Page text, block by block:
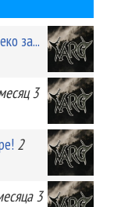
за...
3
2
3